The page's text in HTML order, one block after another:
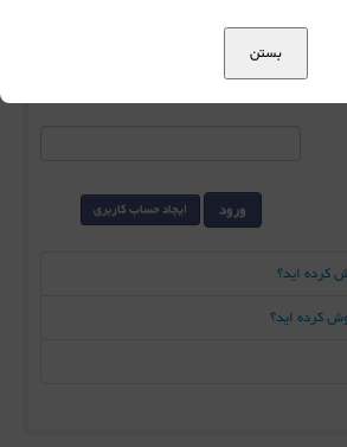
ورود ایجاد حساب کاربری
کرده اید؟
کرده اید؟
بستن